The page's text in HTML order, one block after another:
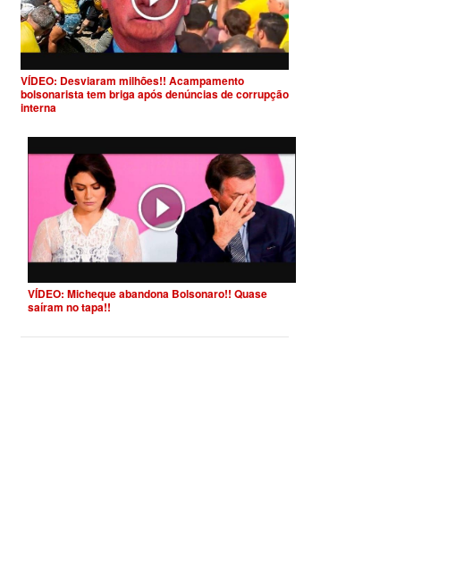
VÍDEO: Desviaram milhões!! Acampamento
bolsonarista tem briga após denúncias de corrupção
interna
VÍDEO: Micheque abandona Bolsonaro!! Quase
saíram no tapa!!